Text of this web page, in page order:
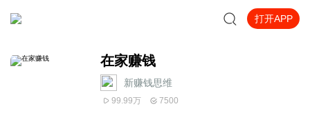
打开APP
在家赚钱
新赚钱思维
99.99万 7500